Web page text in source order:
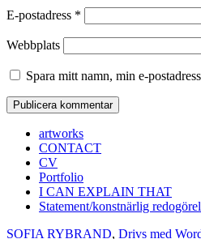
E-postadress *
Webbplats
Spara mitt namn, min e-
artworks
CONTACT
CV
Portfolio
I CAN EXPLAIN THAT
Statement/konstnärlig
SOFIA RYBRAND, Drivs med